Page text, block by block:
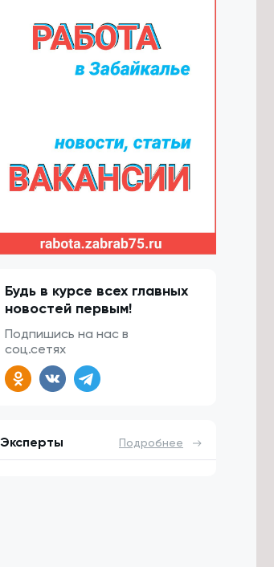
Будь в курсе всех главных
новостей первым!
Подпишись на нас в
соц.сетях
Эксперты Подробнее